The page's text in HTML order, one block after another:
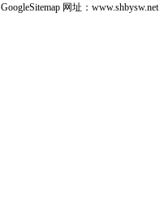
GoogleSitemap 网址：